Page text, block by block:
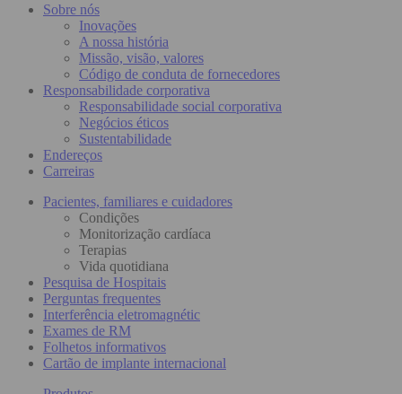
Sobre nós
Inovações
A nossa história
Missão, visão, valores
Código de conduta de fornecedores
Responsabilidade corporativa
Responsabilidade social corporativa
Negócios éticos
Sustentabilidade
Endereços
Carreiras
Pacientes, familiares e cuidadores
Condições
Monitorização cardíaca
Terapias
Vida quotidiana
Pesquisa de Hospitais
Perguntas frequentes
Interferência eletromagnétic
Exames de RM
Folhetos informativos
Cartão de implante internacional